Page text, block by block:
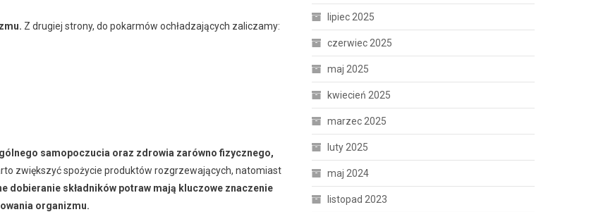
Z drugiej strony, do pokarmów ochładzających zaliczamy:
samopoczucia oraz zdrowia zarówno fizycznego,
zwiększyć spożycie produktów rozgrzewających, natomiast
dobieranie składników potraw mają kluczowe znaczenie
organizmu.
lipiec 2025
czerwiec 2025
maj 2025
kwiecień 2025
marzec 2025
luty 2025
maj 2024
listopad 2023